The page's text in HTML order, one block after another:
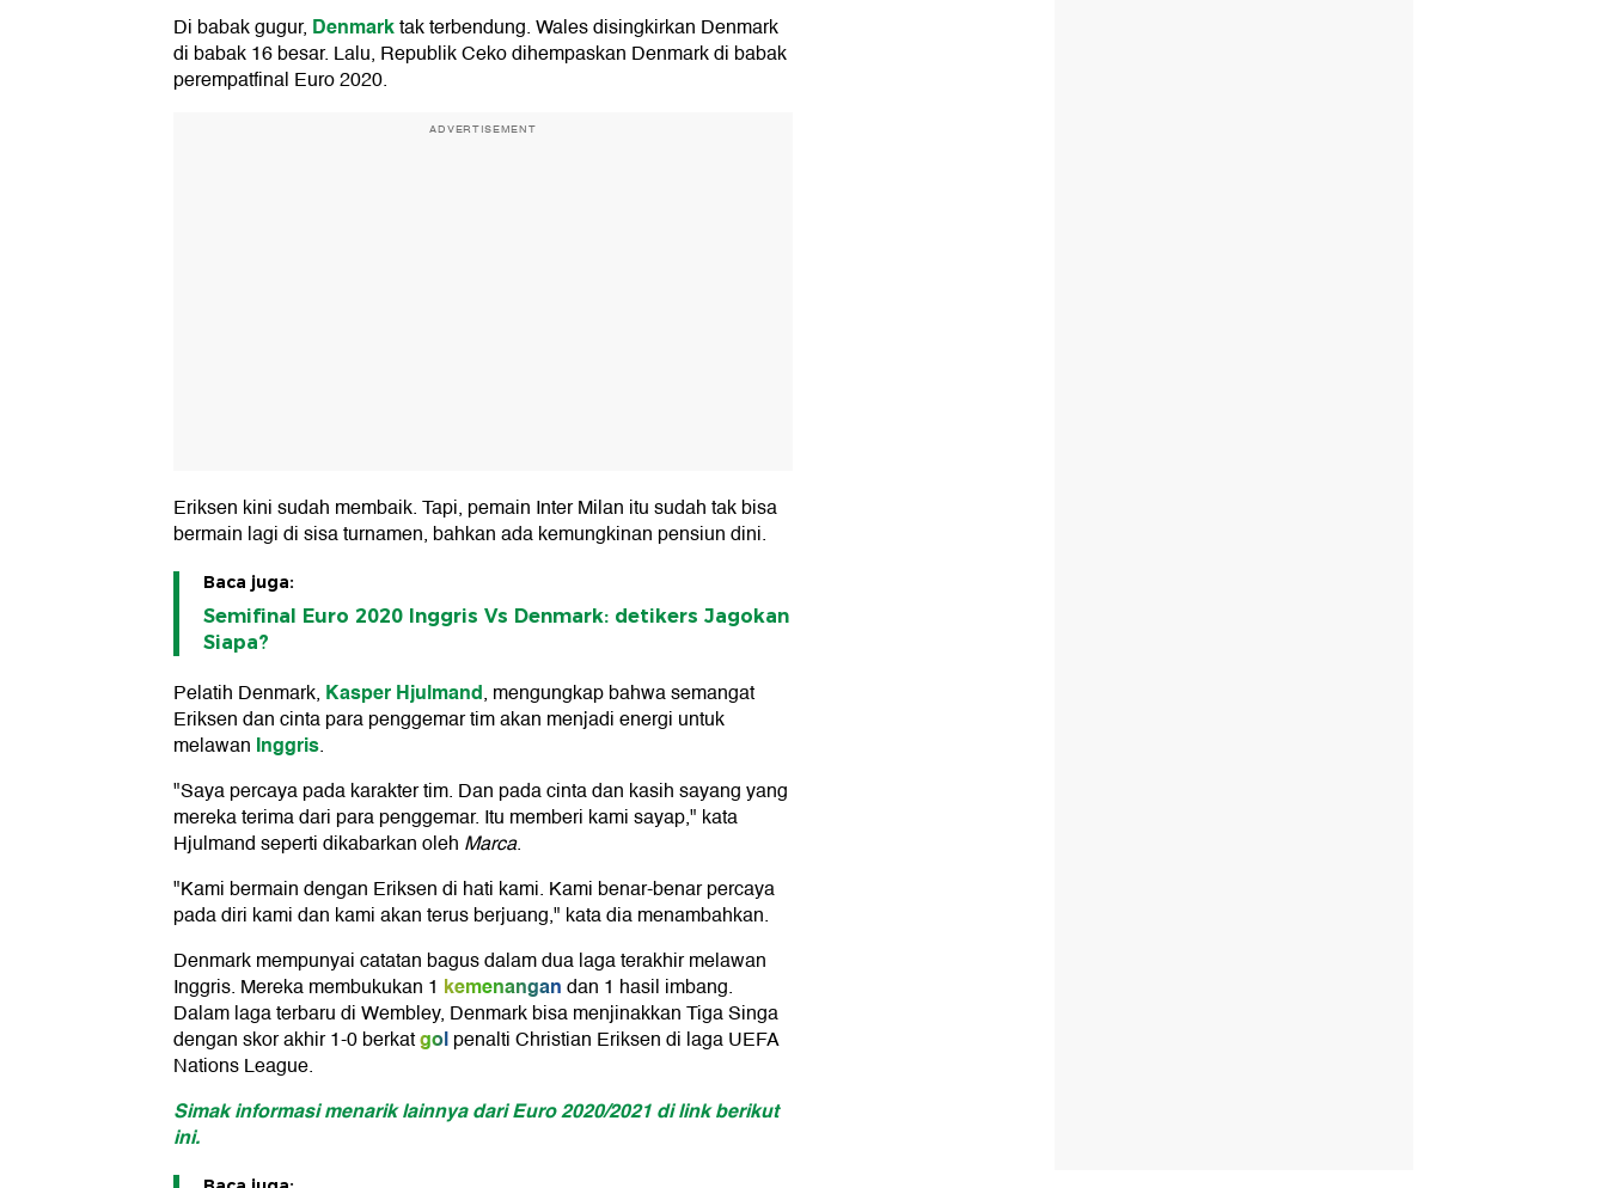
Di babak gugur, Denmarktak terbendung. Wales disingkirkan Denmark
di babak 16 besar. Lalu, Republik Ceko dihempaskan Denmark di babak
perempatfinal Euro 2020.
ADVERTISEMENT
Eriksen kini sudah membaik. Tapi, pemain Inter Milan itu sudah tak bisa
bermain lagi di sisa turnamen, bahkan ada kemungkinan pensiun dini.
Baca juga:
Semifinal Euro 2020 Inggris Vs Denmark: detikers Jagokan
Siapa?
Pelatih Denmark, Kasper Hjulmand, mengungkap bahwa semangat
Eriksen dan cinta para penggemar tim akan menjadi energi untuk
melawan Inggris.
"Saya percaya pada karakter tim. Dan pada cinta dan kasih sayang yang
mereka terima dari para penggemar. Itu memberi kami sayap," kata
Hjulmand seperti dikabarkan oleh Marca.
"Kami bermain dengan Eriksen di hati kami. Kami benar-benar percaya
pada diri kami dan kami akan terus berjuang," kata dia menambahkan.
Denmark mempunyai catatan bagus dalam dua laga terakhir melawan
Inggris. Mereka membukukan 1 kemenangandan 1 hasil imbang.
Dalam laga terbaru di Wembley, Denmark bisa menjinakkan Tiga Singa
dengan skor akhir 1-0 berkatgolpenalti Christian Eriksen di laga UEFA
Nations League.
Simak informasi menarik lainnya dari Euro 2020/2021 di link berikut
ini.